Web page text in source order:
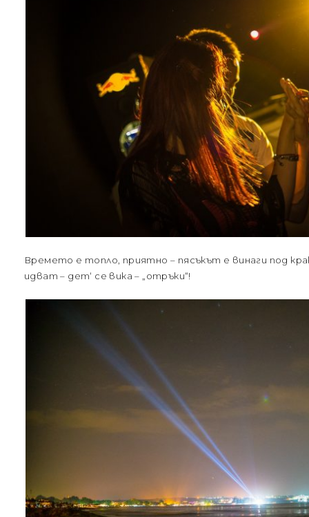
Времето е топло, приятно – пясъкът е винаги под
идват – дет‘ се вика – „отръки“!